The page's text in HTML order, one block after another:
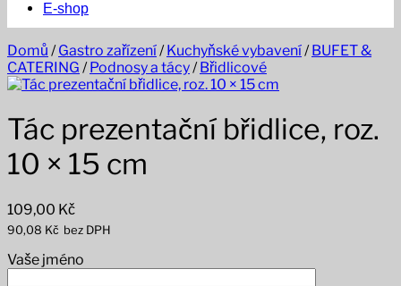
E-shop
Domů / Gastro zařízení/ Kuchyňské vybavení/ BUFET &
CATERING / Podnosy a tácy/ Břidlicové
Tác prezentační břidlice, roz.
10 × 15 cm
109,00 Kč
90,08 Kč bez DPH
Vaše jméno